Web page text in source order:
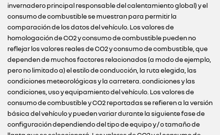
invernadero principal responsable del calentamiento global) y el
consumo de combustible se muestran para permitir la
comparación de los datos del vehículo. Los valores de
homologación de CO2 y consumo de combustible pueden no
reflejar los valores reales de CO2 y consumo de combustible, que
dependen de muchos factores relacionados (a modo de ejemplo,
pero no limitado a) el estilo de conducción, la ruta elegida, las
condiciones meteorológicas y la carretera. condiciones y las
condiciones, uso y equipamiento del vehículo. Los valores de
consumo de combustible y CO2 reportadas se refieren a la versión
básica del vehículo y pueden variar durante la siguiente fase de
configuración dependiendo del tipo de equipo y / o tamaño de